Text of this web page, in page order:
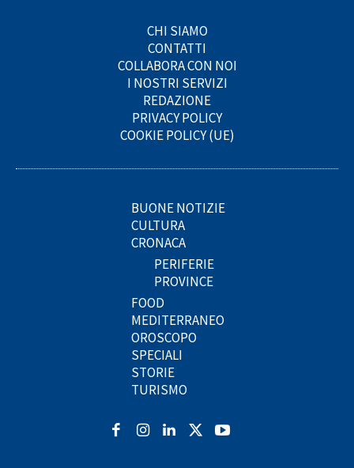
CHI SIAMO
CONTATTI
COLLABORA CON NOI
I NOSTRI SERVIZI
REDAZIONE
PRIVACY POLICY
COOKIE POLICY (UE)
BUONE NOTIZIE
CULTURA
CRONACA
PERIFERIE
PROVINCE
FOOD
MEDITERRANEO
OROSCOPO
SPECIALI
STORIE
TURISMO